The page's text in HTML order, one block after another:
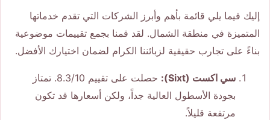
إليك فيما يلي قائمة بأهم وأبرز الشركات التي تقدم خدماتها
المتميزة في منطقة الشمال. لقد قمنا بجمع تقييمات موضوعية
بناءً على تجارب حقيقية لزبائننا الكرام لضمان اختيارك الأفضل.
سي اكست (Sixt):
حصلت على تقييم 8.3/10. تمتاز
بجودة الأسطول العالية جداً، ولكن أسعارها قد تكون
مرتفعة قليلاً.